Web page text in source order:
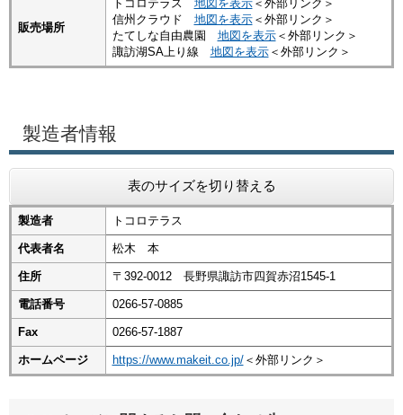
販売場所
トコロテラス 地図を表示＜外部リンク＞
信州クラウド 地図を表示＜外部リンク＞
たてしな自由農園 地図を表示＜外部リンク＞
諏訪湖SA上り線 地図を表示＜外部リンク＞
製造者情報
表のサイズを切り替える
製造者 トコロテラス
代表者名 松木 本
住所 〒392-0012 長野県諏訪市四賀赤沼1545-1
電話番号 0266-57-0885
Fax 0266-57-1887
ホームページ https://www.makeit.co.jp/＜外部リンク＞